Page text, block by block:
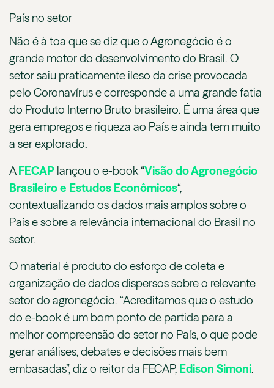
País no setor
Não é à toa que se diz que o Agronegócio é o
grande motor do desenvolvimento do Brasil. O
setor saiu praticamente ileso da crise provocada
pelo Coronavírus e corresponde a uma grande fatia
do Produto Interno Bruto brasileiro. É uma área que
gera empregos e riqueza ao País e ainda tem muito
a ser explorado.
AFECAP lançou o e-book “Visão do Agronegócio
Brasileiro e Estudos Econômicos“,
contextualizando os dados mais amplos sobre o
País e sobre a relevância internacional do Brasil no
setor.
O material é produto do esforço de coleta e
organização de dados dispersos sobre o relevante
setor do agronegócio. “Acreditamos que o estudo
do e-book é um bom ponto de partida para a
melhor compreensão do setor no País, o que pode
gerar análises, debates e decisões mais bem
embasadas”, diz o reitor da FECAP, Edison Simoni.